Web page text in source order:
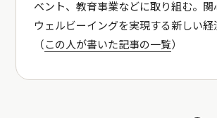
ベント、教育事業などに取り組む。関
ウェルビーイングを実現する新しい経
（この人が書いた記事の一覧）